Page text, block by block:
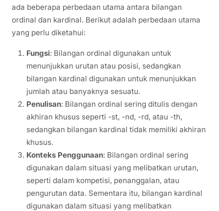
ada beberapa perbedaan utama antara bilangan
ordinal dan kardinal. Berikut adalah perbedaan utama
yang perlu diketahui:
Fungsi: Bilangan ordinal digunakan untuk
menunjukkan urutan atau posisi, sedangkan
bilangan kardinal digunakan untuk menunjukkan
jumlah atau banyaknya sesuatu.
Penulisan: Bilangan ordinal sering ditulis dengan
akhiran khusus seperti -st, -nd, -rd, atau -th,
sedangkan bilangan kardinal tidak memiliki akhiran
khusus.
Konteks Penggunaan: Bilangan ordinal sering
digunakan dalam situasi yang melibatkan urutan,
seperti dalam kompetisi, penanggalan, atau
pengurutan data. Sementara itu, bilangan kardinal
digunakan dalam situasi yang melibatkan